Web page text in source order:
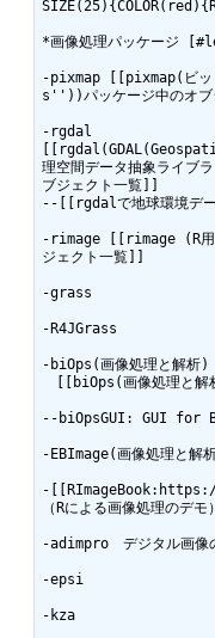
*画像処理パッケージ
-pixmap [[pixmap(ビッ
s''))パッケージ中のオブ
-rgdal
理空間データ抽象ライブ
ブジェクト一覧]]
--[[rgdalで地球環境デー
-rimage [[rimage (R用
ジェクト一覧]]
-grass
-R4JGrass
-biOps(画像処理と解析)
[[biOps(画像処理と解
--biOpsGUI: GUI for
-EBImage(画像処理と解
-
（Rによる画像処理のデモ）
-adimpro　デジタル画像
-epsi
-kza